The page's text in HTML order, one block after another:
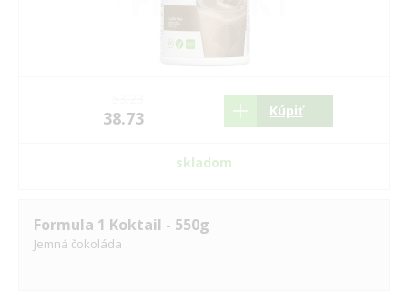
38.73 Kúpiť
skladom
Formula 1 Koktail - 550g
Jemná čokoláda